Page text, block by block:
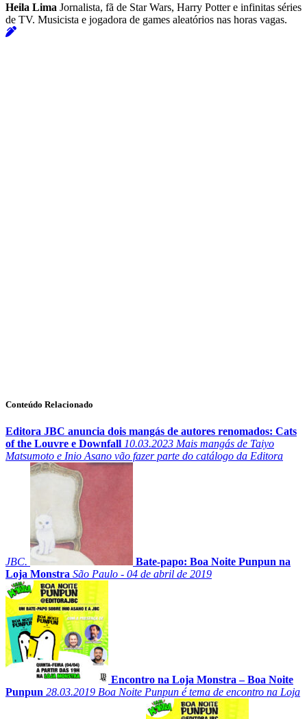
Heila Lima Jornalista, fã de Star Wars, Harry Potter e infinitas séries
de TV. Musicista e jogadora de games aleatórios nas horas vagas.
Conteúdo Relacionado
Editora JBC anuncia dois mangás de autores renomados: Cats
of the Louvre e Downfall 10.03.2023 Mais mangás de Taiyo
Matsumoto e Inio Asano vão fazer parte do catálogo da Editora
JBC.
Bate-papo: Boa Noite Punpun na
Loja Monstra São Paulo - 04 de abril de 2019
Encontro na Loja Monstra – Boa Noite
Punpun 28.03.2019 Boa Noite Punpun é tema de encontro na Loja